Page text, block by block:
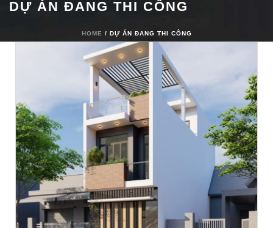
DỰ ÁN ĐANG THI CÔNG
HOME / DỰ ÁN ĐANG THI CÔNG